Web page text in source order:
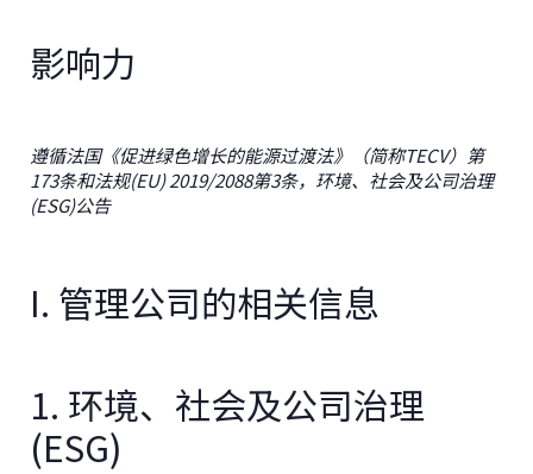
影响力
遵循法国《促进绿色增长的能源过渡法》（简称TECV）第
173条和法规(EU) 2019/2088第3条，环境、社会及公司治理
(ESG)公告
I. 管理公司的相关信息
1. 环境、社会及公司治理
(ESG)